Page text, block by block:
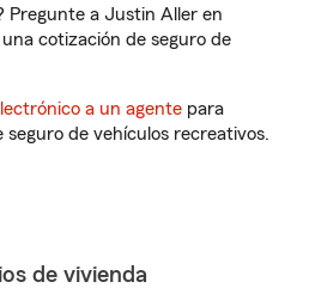
Pregunte a Justin Aller en
cotización de seguro de
a un agente para
de vehículos recreativos.
de vivienda